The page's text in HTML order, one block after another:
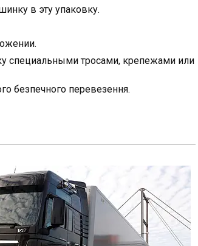
в эту упаковку.
специальными тросами, крепежами или
безпечного перевезення.